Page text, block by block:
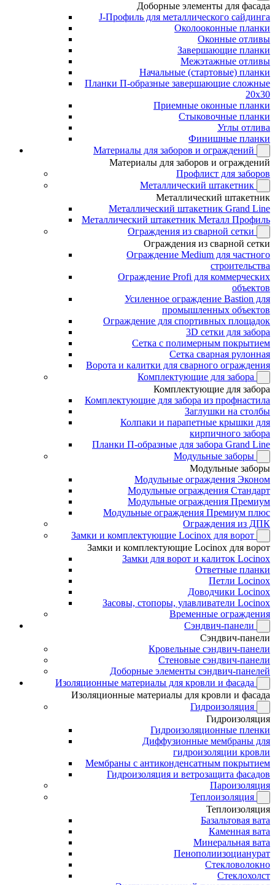
Доборные элементы для фасада
J-Профиль для металлического сайдинга
Околооконные планки
Оконные отливы
Завершающие планки
Межэтажные отливы
Начальные (стартовые) планки
Планки П-образные завершающие сложные
20x30
Приемные оконные планки
Стыковочные планки
Углы отлива
Финишные планки
Материалы для заборов и ограждений
Материалы для заборов и ограждений
Профлист для заборов
Металлический штакетник
Металлический штакетник
Металлический штакетник Grand Line
Металлический штакетник Металл Профиль
Ограждения из сварной сетки
Ограждения из сварной сетки
Ограждение Medium для частного
строительства
Ограждение Profi для коммерческих
объектов
Усиленное ограждение Bastion для
промышленных объектов
Ограждение для спортивных площадок
3D сетки для забора
Сетка с полимерным покрытием
Сетка сварная рулонная
Ворота и калитки для сварного ограждения
Комплектующие для забора
Комплектующие для забора
Комплектующие для забора из профнастила
Заглушки на столбы
Колпаки и парапетные крышки для
кирпичного забора
Планки П-образные для забора Grand Line
Модульные заборы
Модульные заборы
Модульные ограждения Эконом
Модульные ограждения Стандарт
Модульные ограждения Премиум
Модульные ограждения Премиум плюс
Ограждения из ДПК
Замки и комплектующие Locinox для ворот
Замки и комплектующие Locinox для ворот
Замки для ворот и калиток Locinox
Ответные планки
Петли Locinox
Доводчики Locinox
Засовы, стопоры, улавливатели Locinox
Временные ограждения
Сэндвич-панели
Сэндвич-панели
Кровельные сэндвич-панели
Стеновые сэндвич-панели
Доборные элементы сэндвич-панелей
Изоляционные материалы для кровли и фасада
Изоляционные материалы для кровли и фасада
Гидроизоляция
Гидроизоляция
Гидроизоляционные пленки
Диффузионные мембраны для
гидроизоляции кровли
Мембраны с антиконденсатным покрытием
Гидроизоляция и ветрозащита фасадов
Пароизоляция
Теплоизоляция
Теплоизоляция
Базальтовая вата
Каменная вата
Минеральная вата
Пенополиизоцианурат
Стекловолокно
Стеклохолст